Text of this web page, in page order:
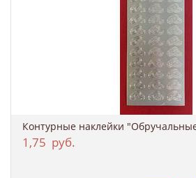
Контурные наклейки
1,75 руб.